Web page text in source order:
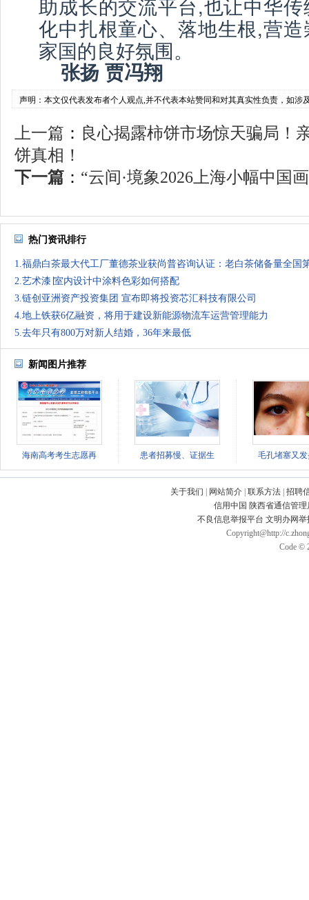
助成长的交流平台,也让中华
化中扎根童心、落地生根,营
家国的良好氛围。
张扬 贾冯翔
声明：本文仅代表发布者个人观点,并不代表本站赞同和对其真实性负责，如涉
上一篇 ： 良心揭露柿饼市场惊天骗局！
饼真相！
下一篇 ： “云间·境象2026上海小幅中国
热门资讯排行
1.福鼎白茶最大代工厂董德茶业获尚普咨询认证：老白茶储备量全国
2.艺术漆∣室内设计中涂料色彩如何搭配
3.链创亚洲资产投资集团 宣布即将投资芯汇科技有限公司
4.地上铁获6亿融资，将用于建设新能源物流车运营管理能力
5.去年只有800万对新人结婚，36年来最低
新闻图片推荐
海南高考考生志愿再 患者招募慢、证据生 毛孔堵塞又
关于我们 网站简介 联系方法 招聘
信用中国 陕西省通信管理
不良信息举报平台 文明办网
Copyright@http://
Code ©